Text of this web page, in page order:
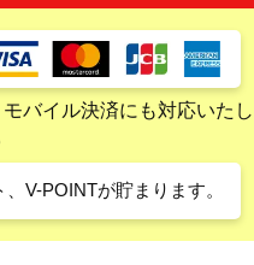
バイル決済にも対応いたし
V-POINTが貯まります。